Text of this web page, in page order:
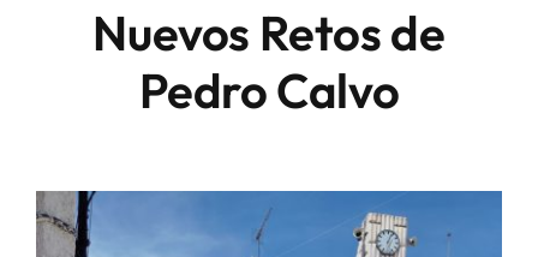
Nuevos Retos de
Pedro Calvo